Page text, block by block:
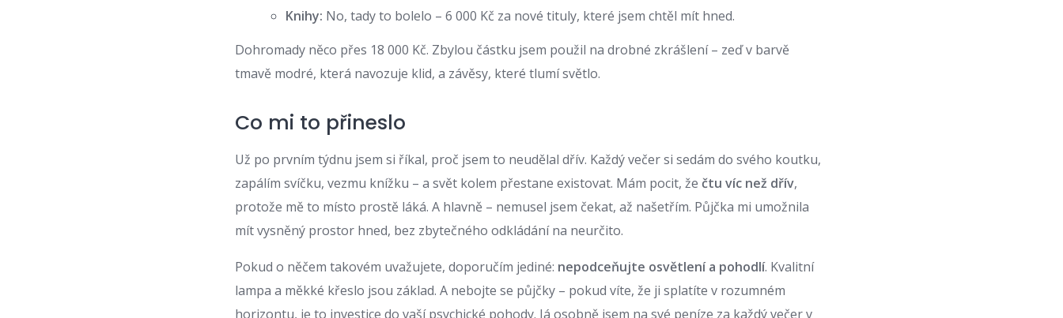
Knihy: No, tady to bolelo – 6 000 Kč za nové tituly, které jsem chtěl mít hned.
Dohromady něco přes 18 000 Kč. Zbylou částku jsem použil na drobné zkrášlení – zeď v barvě
tmavě modré, která navozuje klid, a závěsy, které tlumí světlo.
Co mi to přineslo
Už po prvním týdnu jsem si říkal, proč jsem to neudělal dřív. Každý večer si sedám do svého koutku,
zapálím svíčku, vezmu knížku – a svět kolem přestane existovat. Mám pocit, žečtu víc než dřív,
protože mě to místo prostě láká. A hlavně – nemusel jsem čekat, až našetřím. Půjčka mi umožnila
mít vysněný prostor hned, bez zbytečného odkládání na neurčito.
Pokud o něčem takovém uvažujete, doporučím jediné: nepodceňujte osvětlení a pohodlí. Kvalitní
lampa a měkké křeslo jsou základ. A nebojte se půjčky – pokud víte, že ji splatíte v rozumném
horizontu, je to investice do vaší psychické pohody. Já osobně jsem na své peníze za každý večer v